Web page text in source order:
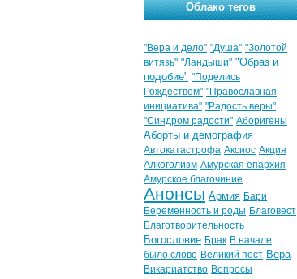
Облако тегов
"Вера и дело" "Душа" "Золотой
витязь" "Ландыши" "Образ и
подобие" "Поделись
Рождеством" "Православная
инициатива" "Радость веры"
"Синдром радости" Аборигены
Аборты и демография
Автокатастрофа Аксиос Акция
Алкоголизм Амурская епархия
Амурское благочиние
Анонсы Армия Бари
Беременность и роды Благовест
Благотворительность
Богословие Брак В начале
было слово Великий пост Вера
Викариатство Вопросы